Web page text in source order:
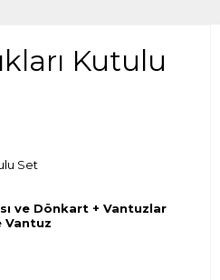
Kutulu
Set
ve Dönkart + Vantuzlar
Vantuz